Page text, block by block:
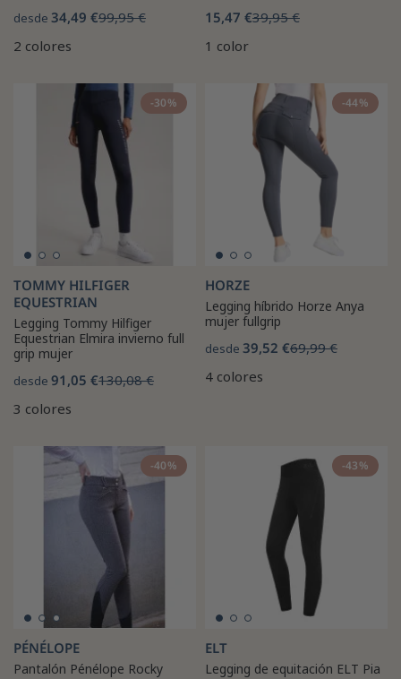
desde 34,49 €99,95 €
2 colores
15,47 €39,95 €
1 color
-30%
TOMMY HILFIGER
EQUESTRIAN
Legging Tommy Hilfiger
Equestrian Elmira invierno full
grip mujer
desde 91,05 €130,08 €
3 colores
-44%
HORZE
Legging híbrido Horze Anya
mujer fullgrip
desde 39,52 €69,99 €
4 colores
-40%
PÉNÉLOPE
Pantalón Pénélope Rocky
-43%
ELT
Legging de equitación ELT Pia